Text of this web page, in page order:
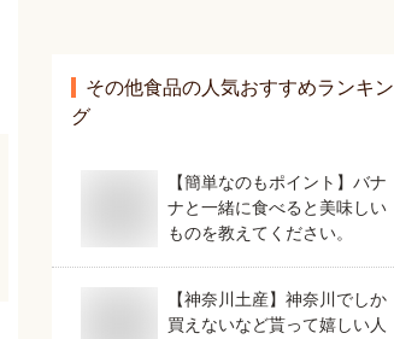
その他食品の人気おすすめランキン
グ
【簡単なのもポイント】バナ
ナと一緒に食べると美味しい
ものを教えてください。
【神奈川土産】神奈川でしか
買えないなど貰って嬉しい人